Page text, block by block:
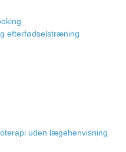
efterfødselstræning
uden lægehenvisning